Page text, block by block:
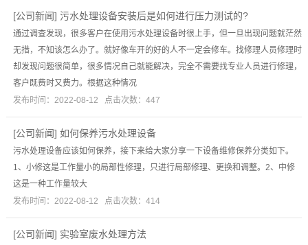
[公司新闻] 污水处理设备安装后是如何进行压力测试的?
通过调查发现，很多客户在使用污水处理设备时很上手，但一旦出现问题就茫然
无措，不知该怎么办了。就好像车开的好的人不一定会修车。找修理人员修理时
却发现问题很简单，很多情况自己就能解决，完全不需要找专业人员进行修理，
客户既费时又费力。根据这种情况
发布时间：2022-08-12 点击次数：447
[公司新闻] 如何保养污水处理设备
污水处理设备应该如何保养，接下来给大家分享一下设备维修保养分类如下。
1、小修这是工作量小的局部性修理，只进行局部修理、更换和调整。2、中修
这是一种工作量较大
发布时间：2022-08-12 点击次数：414
[公司新闻] 实验室废水处理方法